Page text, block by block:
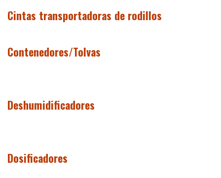
Cintas transportadoras de rodillos
Contenedores/Tolvas
Deshumidificadores
Dosificadores